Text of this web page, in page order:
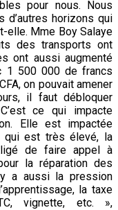
pour nous. Nous
d’autres horizons qui
elle. Mme Boy Salaye
des transports ont
ont aussi augmenté
1 500 000 de francs
on pouvait amener
il faut débloquer
ce qui impacte
Elle est impactée
qui est très élevé, la
de faire appel à
la réparation des
a aussi la pression
la taxe
vignette, etc. »,